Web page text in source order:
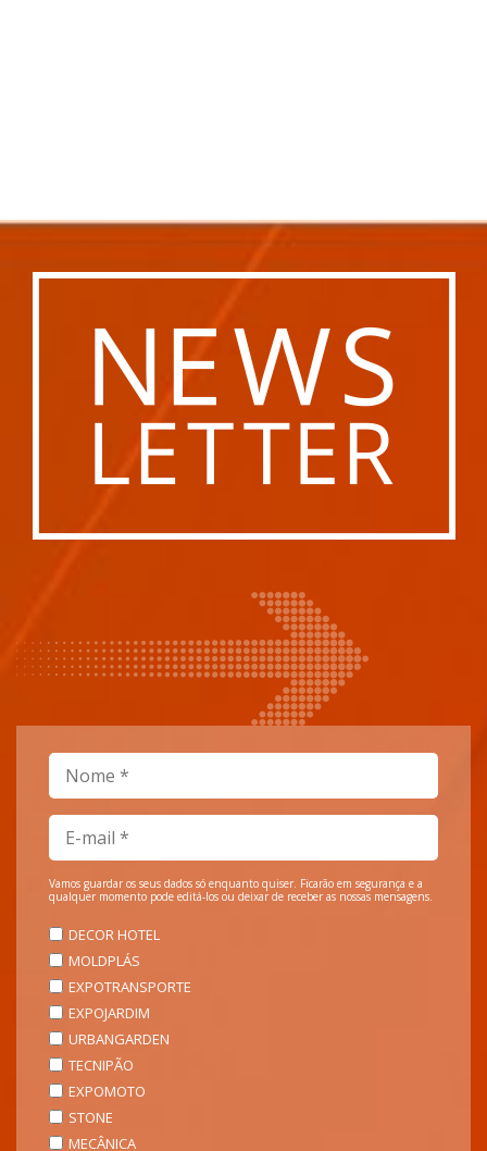
Vamos guardar os seus dados só enquanto quiser. Ficarão em segurança e a
qualquer momento pode editá-los ou deixar de receber as nossas mensagens.
DECOR HOTEL
MOLDPLÁS
EXPOTRANSPORTE
EXPOJARDIM
URBANGARDEN
TECNIPÃO
EXPOMOTO
STONE
MECÂNICA